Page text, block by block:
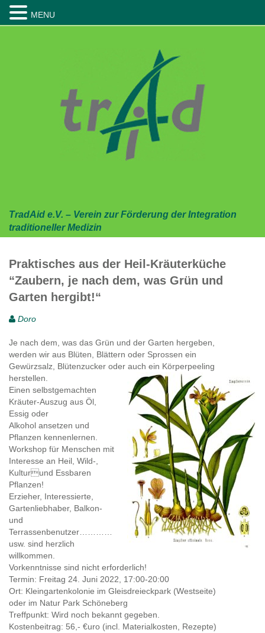
TradAid e.V. – Verein zur Förderung der Integration
traditioneller Medizin
Praktisches aus der Heil-Kräuterküche
“Zaubern, je nach dem, was Grün und
Garten hergibt!“
Doro
Je nach dem, was das Grün und der Garten hergeben,
werden wir aus Blüten, Blättern oder Sprossen ein
Gewürzsalz, Blütenzucker oder auch ein Körperpeeling
herstellen.
Einen selbstgemachten
Kräuter-Auszug aus Öl,
Essig oder
Alkohol ansetzen und
Pflanzen kennenlernen.
Workshop für Menschen mit
Interesse an Heil, Wild-,
Kulturund Essbaren
Pflanzen!
Erzieher, Interessierte,
Gartenliebhaber, Balkon-
und
Terrassenbenutzer…………
usw. sind herzlich
willkommen.
Vorkenntnisse sind nicht erforderlich!
Termin: Freitag 24. Juni 2022, 17:00-20:00
Ort: Kleingartenkolonie im Gleisdreieckpark (Westseite)
oder im Natur Park Schöneberg
Treffpunkt: Wird noch bekannt gegeben.
Kostenbeitrag: 56,- €uro (incl. Materialkosten, Rezepte)
MENU